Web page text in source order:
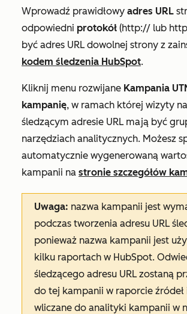
Wprowadź prawidłowy adres URL
odpowiedni protokół (http:// lub
być adres URL dowolnej strony z
kodem śledzenia HubSpot.
Kliknij menu rozwijane Kampania
kampanię, w ramach której wizyty
śledzącym adresie URL mają być
narzędziach analitycznych. Możesz
automatycznie wygenerowaną
kampanii na stronie szczegółów
Uwaga: nazwa kampanii jest
podczas tworzenia adresu URL
ponieważ nazwa kampanii jest
kilku raportach w HubSpot.
śledzącego adresu URL zostaną
do tej kampanii w raporcie źródeł
wliczane do analityki kampanii w